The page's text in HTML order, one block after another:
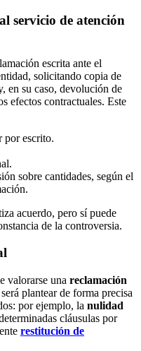
servicio de atención
escrita ante el
solicitando copia de
en su caso, devolución de
efectos contractuales. Este
por escrito.
sobre cantidades, según el
acuerdo, pero sí puede
de la controversia.
valorarse una reclamación
plantear de forma precisa
por ejemplo, la nulidad
cláusulas por
restitución de